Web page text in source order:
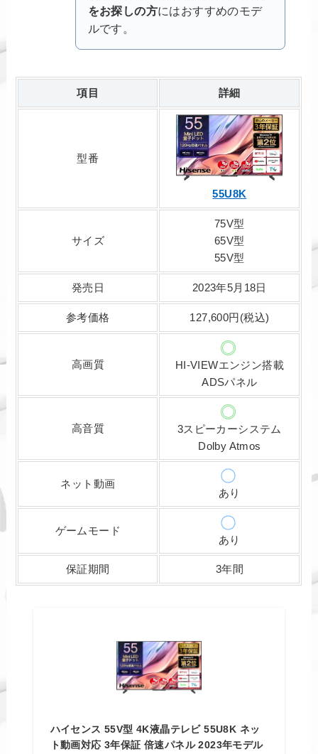
をお探しの方にはおすすめのモデ
ルです。
項目 詳細
型番
55U8K
サイズ
75V型
65V型
55V型
発売日 2023年5月18日
参考価格 127,600円(税込)
高画質
HI-VIEWエンジン搭載
ADSパネル
高音質
3スピーカーシステム
Dolby Atmos
ネット動画
あり
ゲームモード
あり
保証期間 3年間
ハイセンス 55V型 4K液晶テレビ 55U8K ネッ
ト動画対応 3年保証 倍速パネル 2023年モデル